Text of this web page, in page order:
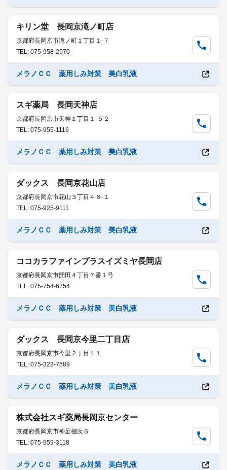
キリン堂 長岡京滝ノ町店
京都府長岡京市滝ノ町１丁目１-７
TEL: 075-958-2570
メラノＣＣ 薬用しみ対策 美白乳液
スギ薬局 長岡天神店
京都府長岡京市天神１丁目１-５２
TEL: 075-955-1116
メラノＣＣ 薬用しみ対策 美白乳液
ダックス 長岡京花山店
京都府長岡京市花山３丁目４８-１
TEL: 075-925-9111
メラノＣＣ 薬用しみ対策 美白乳液
ココカラファインプラスイズミヤ長岡店
京都府長岡京市開田４丁目７番１号
TEL: 075-754-6754
メラノＣＣ 薬用しみ対策 美白乳液
ダックス 長岡京今里二丁目店
京都府長岡京市今里２丁目４１
TEL: 075-323-7589
メラノＣＣ 薬用しみ対策 美白乳液
株式会社スギ薬局長岡京センター
京都府長岡京市神足棚次６
TEL: 075-959-3118
メラノＣＣ 薬用しみ対策 美白乳液